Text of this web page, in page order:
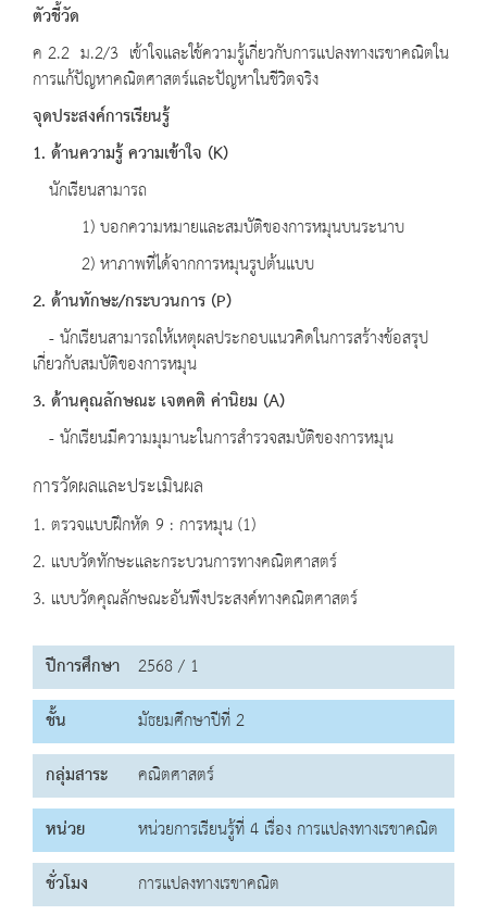
ตัวชี้วัด
ค 2.2 ม.2/3 เข้าใจและใช้ความรู้เกี่ยวกับการแปลงทางเรขาคณิตใน
การแก้ปัญหาคณิตศาสตร์และปัญหาในชีวิตจริง
จุดประสงค์การเรียนรู้
1. ด้านความรู้ ความเข้าใจ (K)
นักเรียนสามารถ
1) บอกความหมายและสมบัติของการหมุนบนระนาบ
2) หาภาพที่ได้จากการหมุนรูปต้นแบบ
2. ด้านทักษะ/กระบวนการ (P)
- นักเรียนสามารถให้เหตุผลประกอบแนวคิดในการสร้างข้อสรุป
เกี่ยวกับสมบัติของการหมุน
3. ด้านคุณลักษณะ เจตคติ ค่านิยม (A)
- นักเรียนมีความมุมานะในการสำรวจสมบัติของการหมุน
การวัดผลและประเมินผล
1. ตรวจแบบฝึกหัด 9 : การหมุน (1)
2. แบบวัดทักษะและกระบวนการทางคณิตศาสตร์
3. แบบวัดคุณลักษณะอันพึงประสงค์ทางคณิตศาสตร์
ปีการศึกษา 2568 / 1
ชั้น
มัธยมศึกษาปีที่ 2
กลุ่มสาระ
คณิตศาสตร์
หน่วย
หน่วยการเรียนรู้ที่ 4 เรื่อง การแปลงทางเรขาคณิต
ชั่วโมง
การแปลงทางเรขาคณิต